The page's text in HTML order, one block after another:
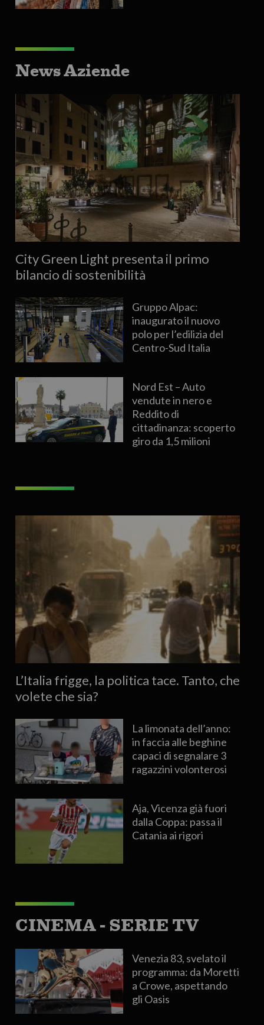
News Aziende
City Green Light presenta il primo
bilancio di sostenibilità
Gruppo Alpac:
inaugurato il nuovo
polo per l’edilizia del
Centro-Sud Italia
Nord Est – Auto
vendute in nero e
Reddito di
cittadinanza: scoperto
giro da 1,5 milioni
L’Italia frigge, la politica tace. Tanto, che
volete che sia?
La limonata dell’anno:
in faccia alle beghine
capaci di segnalare 3
ragazzini volonterosi
Aja, Vicenza già fuori
dalla Coppa: passa il
Catania ai rigori
CINEMA - SERIE TV
Venezia 83, svelato il
programma: da Moretti
a Crowe, aspettando
gli Oasis